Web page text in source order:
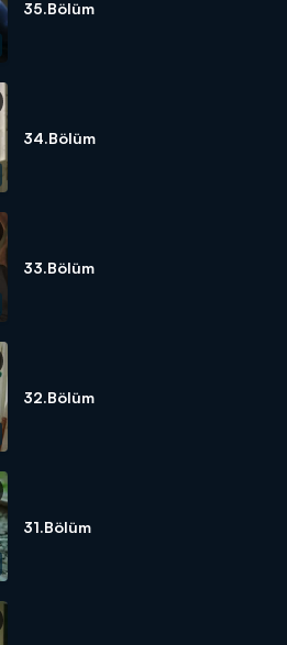
35.Bölüm
34.Bölüm
33.Bölüm
32.Bölüm
31.Bölüm